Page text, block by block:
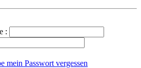
:
mein Passwort vergessen